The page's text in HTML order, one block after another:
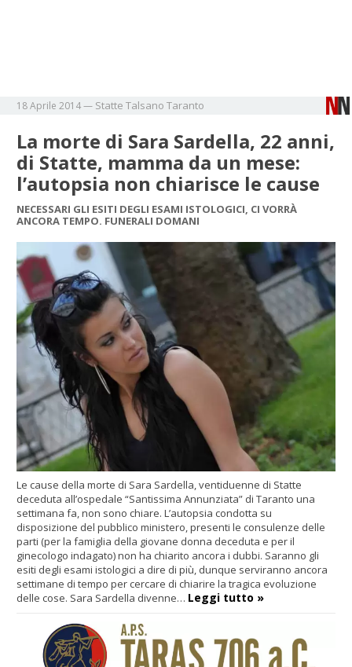
18 Aprile 2014— Statte Talsano Taranto
La morte di Sara Sardella, 22 anni,
di Statte, mamma da un mese:
l’autopsia non chiarisce le cause
NECESSARI GLI ESITI DEGLI ESAMI ISTOLOGICI, CI VORRÀ
ANCORA TEMPO. FUNERALI DOMANI
Le cause della morte di Sara Sardella, ventiduenne di Statte
deceduta all’ospedale “Santissima Annunziata” di Taranto una
settimana fa, non sono chiare. L’autopsia condotta su
disposizione del pubblico ministero, presenti le consulenze delle
parti (per la famiglia della giovane donna deceduta e per il
ginecologo indagato) non ha chiarito ancora i dubbi. Saranno gli
esiti degli esami istologici a dire di più, dunque serviranno ancora
settimane di tempo per cercare di chiarire la tragica evoluzione
delle cose. Sara Sardella divenne… Leggi tutto »